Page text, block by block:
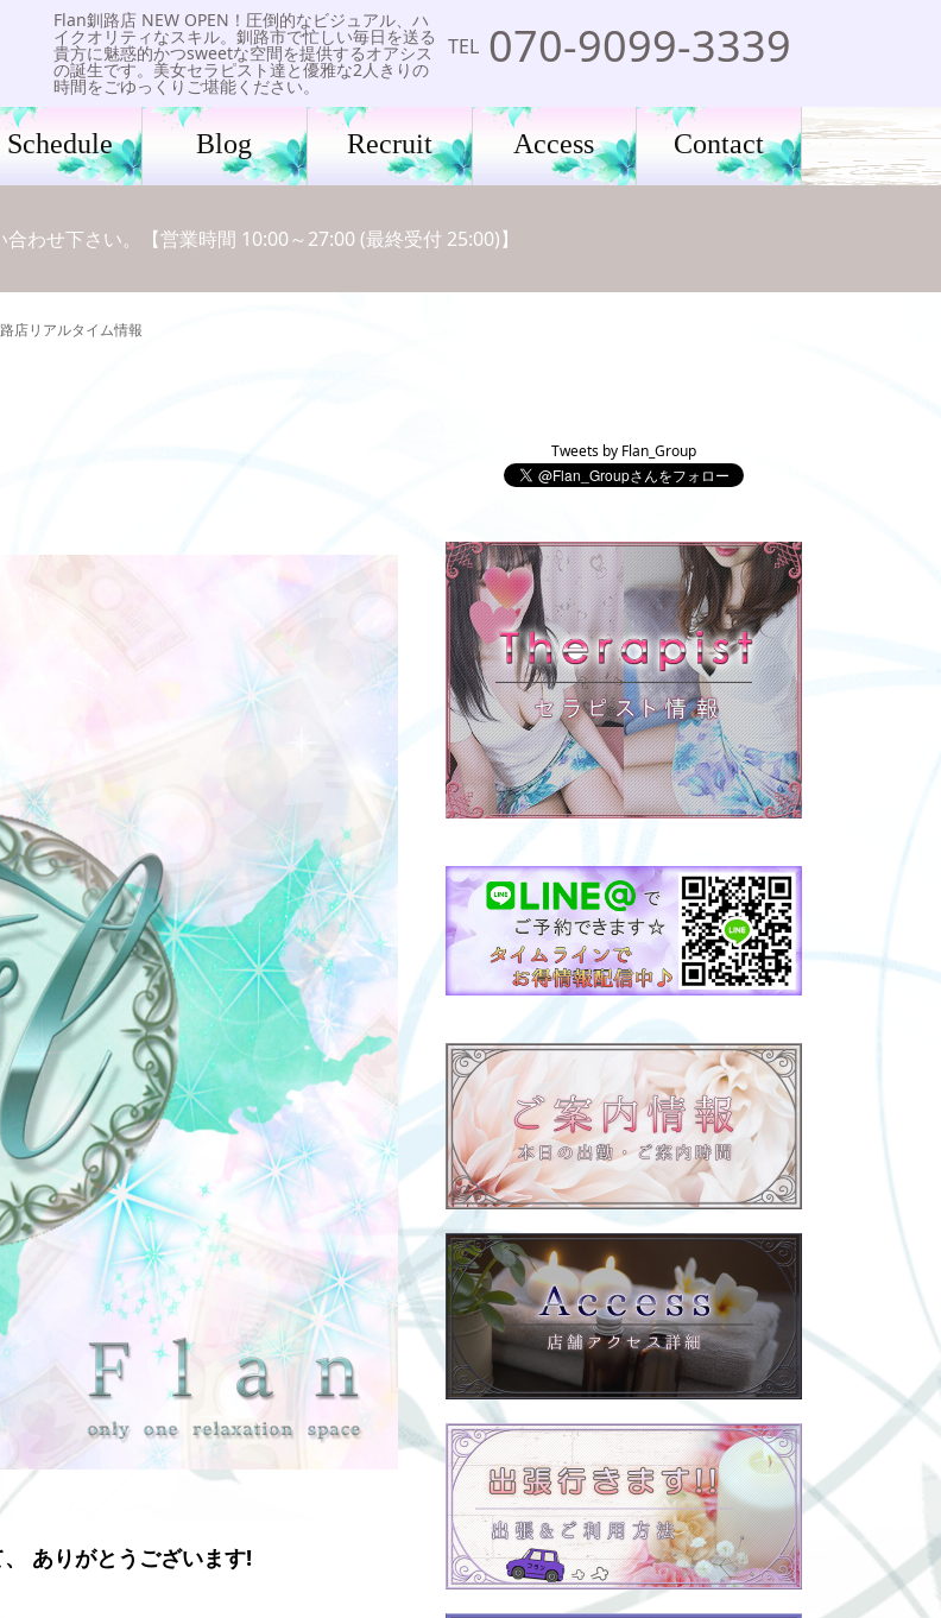
Flan釧路店 NEW OPEN！圧倒的なビジュアル、ハ
イクオリティなスキル。釧路市で忙しい毎日を送る
貴方に魅惑的かつsweetな空間を提供するオアシス
の誕生です。美女セラピスト達と優雅な2人きりの
時間をごゆっくりご堪能ください。
TEL 070-9099-3339
Schedule Blog Recruit Access Contact
わせ下さい。【営業時間 10:00～27:00 (最終受付 25:00)】
店リアルタイム情報
ありがとうございます!
Tweets by Flan_Group